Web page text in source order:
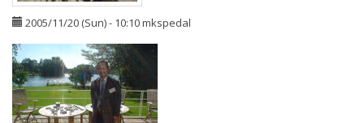
2005/11/20 (Sun) - 10:10mkspedal